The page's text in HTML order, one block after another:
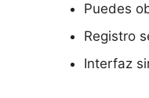
Puedes
Registro
Interfaz